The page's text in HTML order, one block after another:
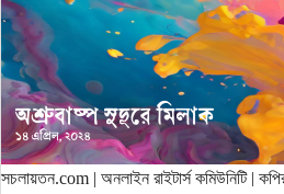
সচলায়তন.com | অনলাইন রাইটার্স কমিউনিটি |